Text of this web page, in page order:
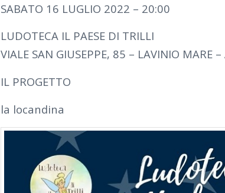
SABATO 16 LUGLIO 2022 – 20:00
LUDOTECA IL PAESE DI TRILLI
VIALE SAN GIUSEPPE, 85 – LAVINIO MARE
IL PROGETTO
la locandina